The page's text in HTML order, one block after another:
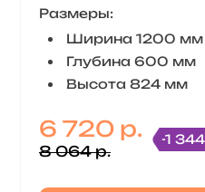
Размеры:
Ширина 1200 мм
Глубина 600 мм
Высота 824 мм
6 720 р.
8 064 р.
-1